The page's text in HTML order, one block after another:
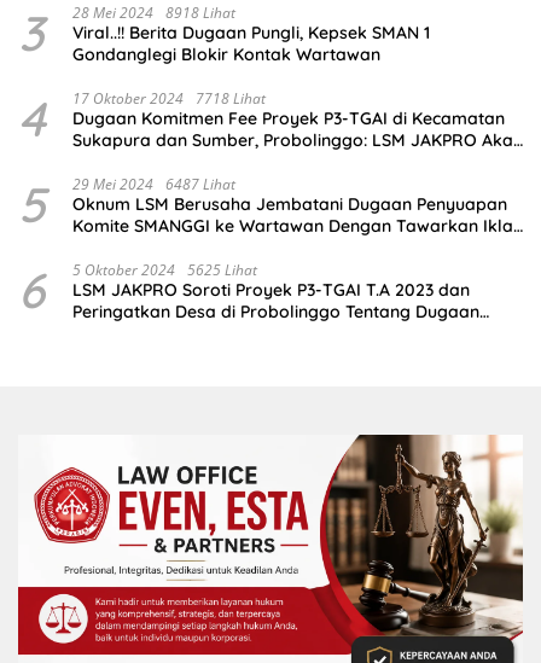
3 28 Mei 2024 8918 Lihat
Viral..!! Berita Dugaan Pungli, Kepsek SMAN 1
Gondanglegi Blokir Kontak Wartawan
4 17 Oktober 2024 7718 Lihat
Dugaan Komitmen Fee Proyek P3-TGAI di Kecamatan
Sukapura dan Sumber, Probolinggo: LSM JAKPRO Akan
5 29 Mei 2024 6487 Lihat
Oknum LSM Berusaha Jembatani Dugaan Penyuapan
Komite SMANGGI ke Wartawan Dengan Tawarkan Iklan
6 5 Oktober 2024 5625 Lihat
LSM JAKPRO Soroti Proyek P3-TGAI T.A 2023 dan
Peringatkan Desa di Probolinggo Tentang Dugaan